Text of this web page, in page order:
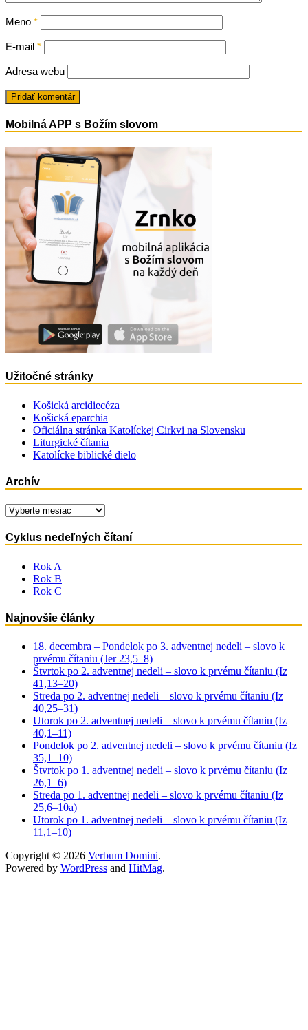
Meno *
E-mail *
Adresa webu
Mobilná APP s Božím slovom
Užitočné stránky
Košická arcidiecéza
Košická eparchia
Oficiálna stránka Katolíckej Cirkvi na Slovensku
Liturgické čítania
Katolícke biblické dielo
Archív
Archív
Cyklus nedeľných čítaní
Rok A
Rok B
Rok C
Najnovšie články
18. decembra – Pondelok po 3. adventnej nedeli – slovo k
prvému čítaniu (Jer 23,5–8)
Štvrtok po 2. adventnej nedeli – slovo k prvému čítaniu (Iz
41,13–20)
Streda po 2. adventnej nedeli – slovo k prvému čítaniu (Iz
40,25–31)
Utorok po 2. adventnej nedeli – slovo k prvému čítaniu (Iz
40,1–11)
Pondelok po 2. adventnej nedeli – slovo k prvému čítaniu (Iz
35,1–10)
Štvrtok po 1. adventnej nedeli – slovo k prvému čítaniu (Iz
26,1–6)
Streda po 1. adventnej nedeli – slovo k prvému čítaniu (Iz
25,6–10a)
Utorok po 1. adventnej nedeli – slovo k prvému čítaniu (Iz
11,1–10)
Copyright © 2026 Verbum Domini.
Powered by WordPress and HitMag.